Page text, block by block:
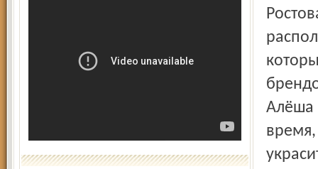
Алёша
время,